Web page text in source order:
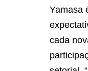
Yamasa
cada